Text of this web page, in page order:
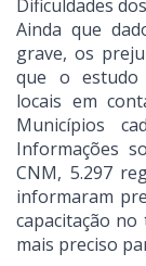
Dificuldades
Ainda que
grave, os
que o estudo
locais em
Municípios
Informações
CNM, 5.297
informaram
capacitação
mais preciso